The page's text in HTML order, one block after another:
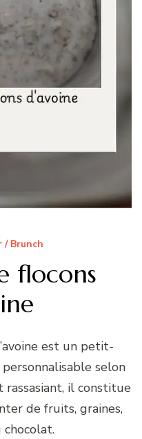
Brunch
flocons
est un petit-
selon
rassasiant, il constitue
de fruits, graines,